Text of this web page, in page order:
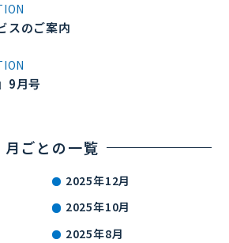
スのご案内
9月号
月ごとの一覧
2025年12月
2025年10月
2025年8月